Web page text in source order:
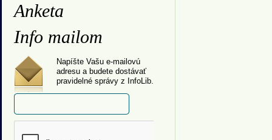
Anketa
Info mailom
Napíšte Vašu e-mailovú
adresu a budete dostávať
pravidelné správy z InfoLib.